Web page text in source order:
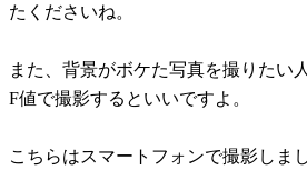
たくださいね。
また、背景がボケた写真を撮りたい
F値で撮影するといいですよ。
こちらはスマートフォンで撮影しま